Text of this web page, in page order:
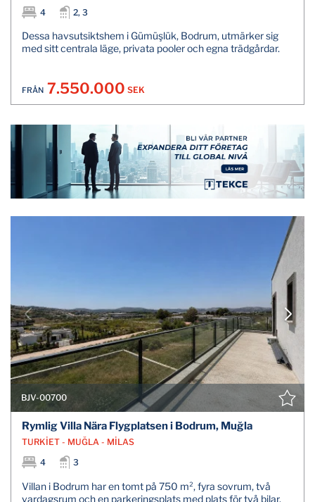
4
2, 3
Dessa havsutsiktshem i Gümüşlük, Bodrum, utmärker sig
med sitt centrala läge, privata pooler och egna trädgårdar.
FRÅN 7.550.000 SEK
BJV-00700
Rymlig Villa Nära Flygplatsen i Bodrum, Muğla
TURKİET - MUĞLA - MİLAS
4
3
Villan i Bodrum har en tomt på 750 m², fyra sovrum, två
vardagsrum och en parkeringsplats med plats för två bilar.